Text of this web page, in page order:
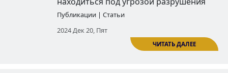
Публикации | Статьи
2024 Сен 20, Пят